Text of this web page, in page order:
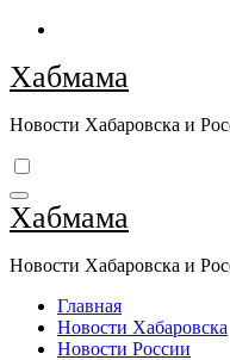
Перейти
содержимому
Хабмама
Новости Хабаровска и
Хабмама
Новости Хабаровска и
Главная
Новости Хабаровска
Новости России